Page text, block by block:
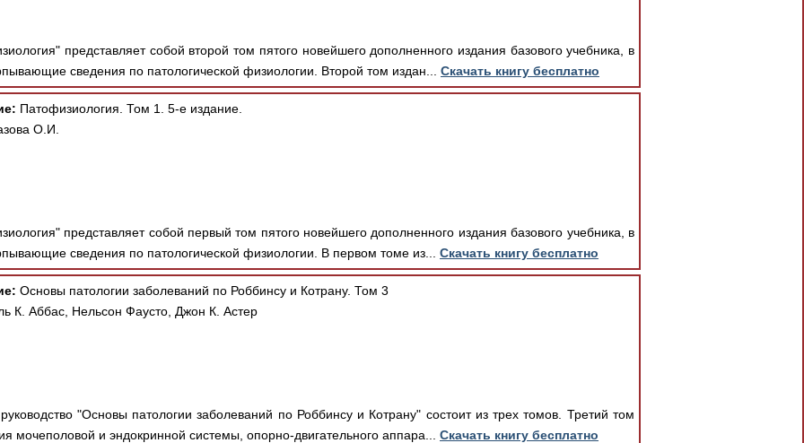
представляет собой второй том пятого новейшего дополненного издания базового учебника, в
сведения по патологической физиологии. Второй том издан... Скачать книгу бесплатно
Патофизиология. Том 1. 5-е издание.
О.И.
представляет собой первый том пятого новейшего дополненного издания базового учебника, в
сведения по патологической физиологии. В первом томе из... Скачать книгу бесплатно
Основы патологии заболеваний по Роббинсу и Котрану. Том 3
К. Аббас, Нельсон Фаусто, Джон К. Астер
"Основы патологии заболеваний по Роббинсу и Котрану" состоит из трех томов. Третий том
мочеполовой и эндокринной системы, опорно-двигательного аппара... Скачать книгу бесплатно